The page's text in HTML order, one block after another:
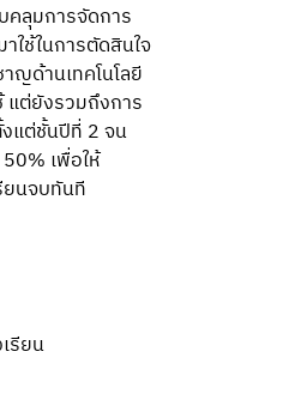
คลุมการจัดการ
ใช้ในการตัดสินใจ
ญด้านเทคโนโลยี
แต่ยังรวมถึงการ
แต่ชั้นปีที่ 2 จน
เพื่อให้
ยนจบทันที
รียน